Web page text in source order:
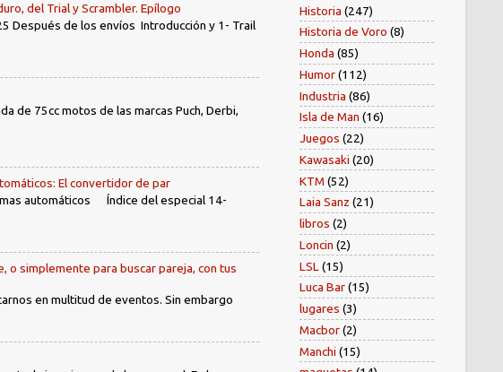
del Trial y Scrambler. Epílogo
Después de los envíos Introducción y 1- Trail
de 75cc motos de las marcas Puch, Derbi,
El convertidor de par
automáticos Índice del especial 14-
o simplemente para buscar pareja, con tus
en multitud de eventos. Sin embargo
Historia (247)
Historia de Voro (8)
Honda (85)
Humor(112)
Industria (86)
Isla de Man (16)
Juegos (22)
Kawasaki (20)
KTM (52)
Laia Sanz (21)
libros (2)
Loncin (2)
LSL (15)
Luca Bar(15)
lugares (3)
Macbor(2)
Manchi (15)